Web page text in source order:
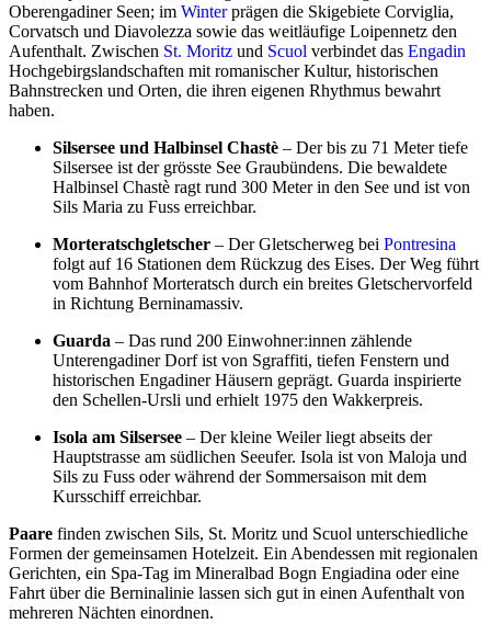
Oberengadiner Seen; im Winterprägen die Skigebiete Corviglia,
Corvatsch und Diavolezza sowie das weitläufige Loipennetz den
Aufenthalt. Zwischen St. Moritz und Scuol verbindet das Engadin
Hochgebirgslandschaften mit romanischer Kultur, historischen
Bahnstrecken und Orten, die ihren eigenen Rhythmus bewahrt
haben.
Silsersee und Halbinsel Chastè – Der bis zu 71 Meter tiefe
Silsersee ist der grösste See Graubündens. Die bewaldete
Halbinsel Chastè ragt rund 300 Meter in den See und ist von
Sils Maria zu Fuss erreichbar.
Morteratschgletscher – Der Gletscherweg bei Pontresina
folgt auf 16 Stationen dem Rückzug des Eises. Der Weg führt
vom Bahnhof Morteratsch durch ein breites Gletschervorfeld
in Richtung Berninamassiv.
Guarda – Das rund 200 Einwohner:innen zählende
Unterengadiner Dorf ist von Sgraffiti, tiefen Fenstern und
historischen Engadiner Häusern geprägt. Guarda inspirierte
den Schellen-Ursli und erhielt 1975 den Wakkerpreis.
Isola am Silsersee – Der kleine Weiler liegt abseits der
Hauptstrasse am südlichen Seeufer. Isola ist von Maloja und
Sils zu Fuss oder während der Sommersaison mit dem
Kursschiff erreichbar.
Paare finden zwischen Sils, St. Moritz und Scuol unterschiedliche
Formen der gemeinsamen Hotelzeit. Ein Abendessen mit regionalen
Gerichten, ein Spa-Tag im Mineralbad Bogn Engiadina oder eine
Fahrt über die Berninalinie lassen sich gut in einen Aufenthalt von
mehreren Nächten einordnen.